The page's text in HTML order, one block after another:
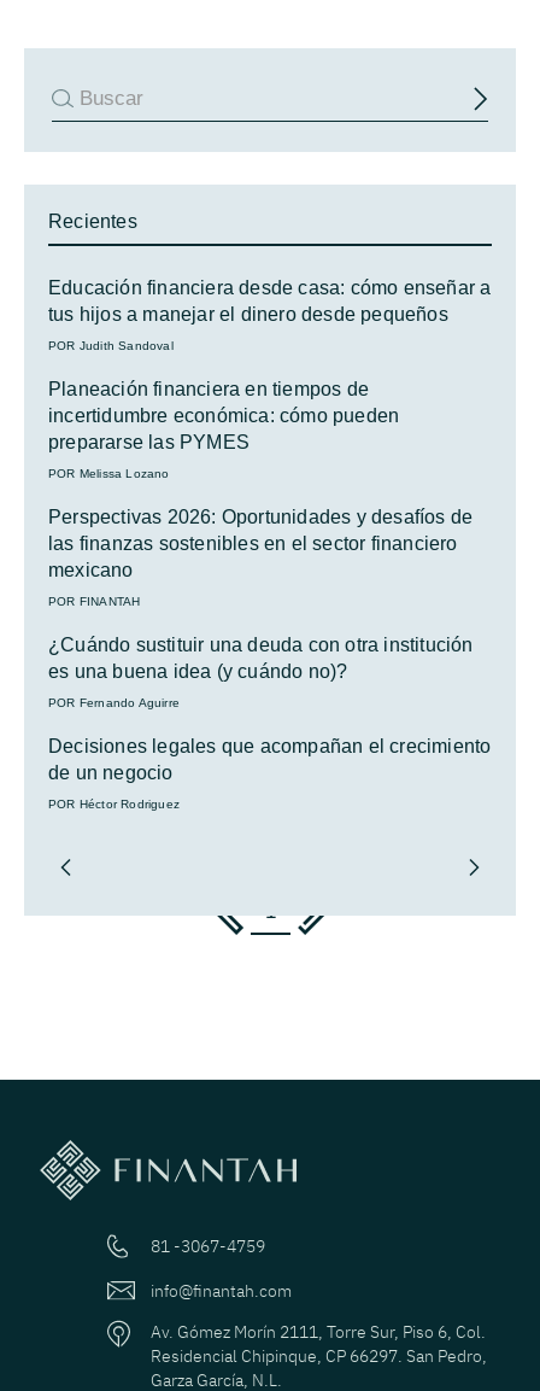
Recientes
Educación financiera desde casa: cómo enseñar a
tus hijos a manejar el dinero desde pequeños
POR Judith Sandoval
Planeación financiera en tiempos de
incertidumbre económica: cómo pueden
prepararse las PYMES
POR Melissa Lozano
Perspectivas 2026: Oportunidades y desafíos de
las finanzas sostenibles en el sector financiero
mexicano
POR FINANTAH
¿Cuándo sustituir una deuda con otra institución
es una buena idea (y cuándo no)?
POR Fernando Aguirre
Decisiones legales que acompañan el crecimiento
de un negocio
POR Héctor Rodriguez
1
81 -3067-4759
info@finantah.com
Av. Gómez Morín 2111, Torre Sur, Piso 6, Col.
Residencial Chipinque, CP 66297. San Pedro,
Garza García, N.L.